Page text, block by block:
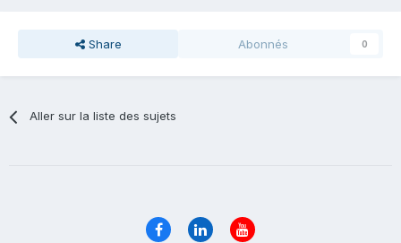
Share Abonnés 0
Aller sur la liste des sujets